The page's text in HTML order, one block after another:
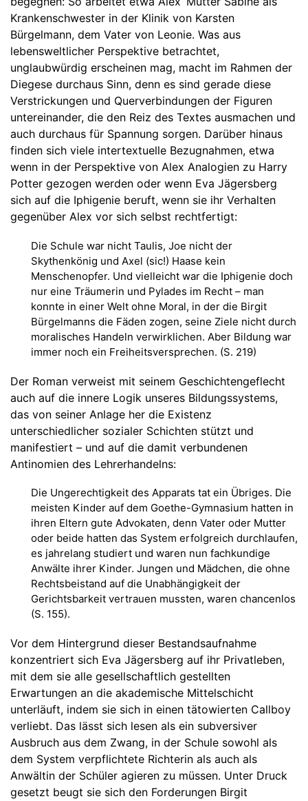
Krankenschwester in der Klinik von Karsten
Bürgelmann, dem Vater von Leonie. Was aus
lebensweltlicher Perspektive betrachtet,
unglaubwürdig erscheinen mag, macht im Rahmen der
Diegese durchaus Sinn, denn es sind gerade diese
Verstrickungen und Querverbindungen der Figuren
untereinander, die den Reiz des Textes ausmachen und
auch durchaus für Spannung sorgen. Darüber hinaus
finden sich viele intertextuelle Bezugnahmen, etwa
wenn in der Perspektive von Alex Analogien zu Harry
Potter gezogen werden oder wenn Eva Jägersberg
sich auf die Iphigenie beruft, wenn sie ihr Verhalten
gegenüber Alex vor sich selbst rechtfertigt:
Die Schule war nicht Taulis, Joe nicht der
Skythenkönig und Axel (sic!) Haase kein
Menschenopfer. Und vielleicht war die Iphigenie doch
nur eine Träumerin und Pylades im Recht – man
konnte in einer Welt ohne Moral, in der die Birgit
Bürgelmanns die Fäden zogen, seine Ziele nicht durch
moralisches Handeln verwirklichen. Aber Bildung war
immer noch ein Freiheitsversprechen. (S. 219)
Der Roman verweist mit seinem Geschichtengeflecht
auch auf die innere Logik unseres Bildungssystems,
das von seiner Anlage her die Existenz
unterschiedlicher sozialer Schichten stützt und
manifestiert – und auf die damit verbundenen
Antinomien des Lehrerhandelns:
Die Ungerechtigkeit des Apparats tat ein Übriges. Die
meisten Kinder auf dem Goethe-Gymnasium hatten in
ihren Eltern gute Advokaten, denn Vater oder Mutter
oder beide hatten das System erfolgreich durchlaufen,
es jahrelang studiert und waren nun fachkundige
Anwälte ihrer Kinder. Jungen und Mädchen, die ohne
Rechtsbeistand auf die Unabhängigkeit der
Gerichtsbarkeit vertrauen mussten, waren chancenlos
(S. 155).
Vor dem Hintergrund dieser Bestandsaufnahme
konzentriert sich Eva Jägersberg auf ihr Privatleben,
mit dem sie alle gesellschaftlich gestellten
Erwartungen an die akademische Mittelschicht
unterläuft, indem sie sich in einen tätowierten Callboy
verliebt. Das lässt sich lesen als ein subversiver
Ausbruch aus dem Zwang, in der Schule sowohl als
dem System verpflichtete Richterin als auch als
Anwältin der Schüler agieren zu müssen. Unter Druck
gesetzt beugt sie sich den Forderungen Birgit